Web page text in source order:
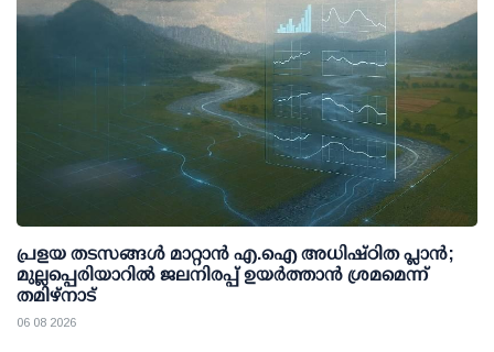
പ്രളയ തടസങ്ങള്‍ മാറ്റാന്‍ എ.ഐ അധിഷ്ഠിത പ്ലാന്‍;
മുല്ലപ്പെരിയാറില്‍ ജലനിരപ്പ് ഉയര്‍ത്താന്‍ ശ്രമമെന്ന്
തമിഴ്നാട്
06 08 2026